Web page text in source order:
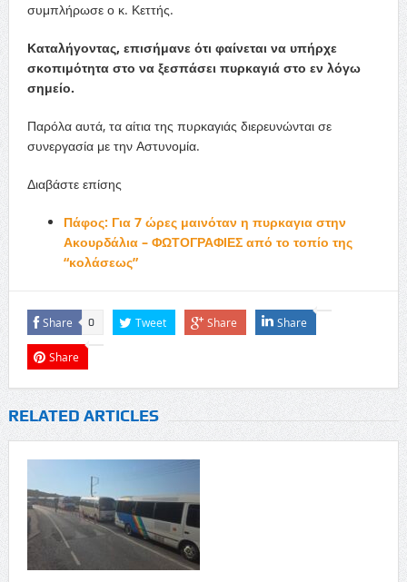
συμπλήρωσε ο κ. Κεττής.
Καταλήγοντας, επισήμανε ότι φαίνεται να υπήρχε
σκοπιμότητα στο να ξεσπάσει πυρκαγιά στο εν λόγω
σημείο.
Παρόλα αυτά, τα αίτια της πυρκαγιάς διερευνώνται σε
συνεργασία με την Αστυνομία.
Διαβάστε επίσης
Πάφος: Για 7 ώρες μαινόταν η πυρκαγια στην
Ακουρδάλια – ΦΩΤΟΓΡΑΦΙΕΣ από το τοπίο της
“κολάσεως”
Share 0 Tweet Share Share
Share
RELATED ARTICLES